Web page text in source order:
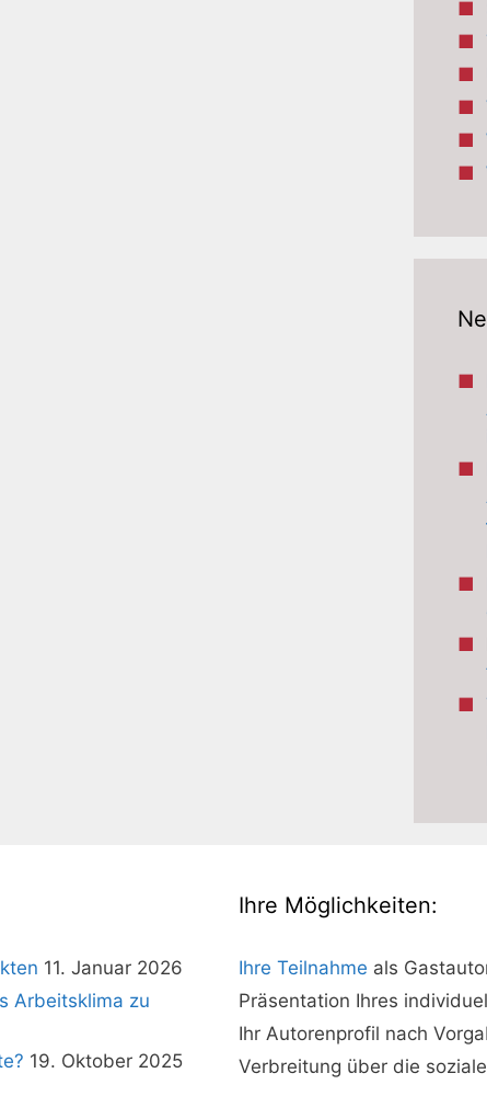
11. Januar 2026
Arbeitsklima zu
19. Oktober 2025
Ihre Möglichkeiten:
Ihre Teilnahme als
Präsentation Ihres
Ihr Autorenprofil nach
Verbreitung über die